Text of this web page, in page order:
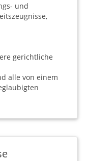
und
gerichtliche
alle von einem